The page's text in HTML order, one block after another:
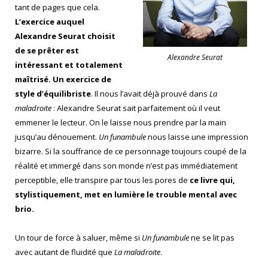
Alexandre Seurat
tant de pages que cela.
L’exercice auquel
Alexandre Seurat choisit
de se prêter est
intéressant et totalement
maîtrisé. Un exercice de
style d’équilibriste. Il nous l’avait déjà prouvé dans La
maladroite : Alexandre Seurat sait parfaitement où il veut
emmener le lecteur. On le laisse nous prendre par la main
jusqu’au dénouement. Un funambulenous laisse une impression
bizarre. Si la souffrance de ce personnage toujours coupé de la
réalité et immergé dans son monde n’est pas immédiatement
perceptible, elle transpire par tous les pores de ce livre qui,
stylistiquement, met en lumière le trouble mental avec
brio.
Un tour de force à saluer, même si Un funambulene se lit pas
avec autant de fluidité que La maladroite.